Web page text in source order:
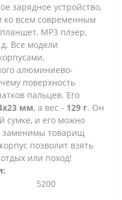
зарядное устройство,
ко всем современным
МР3 плэер,
Все модели
алюминиево-
поверхность
пальцев. Его
мм, а вес - 129 г. Он
сумке, и его можно
заменимы товарищ
позволит взять
или поход!
5200